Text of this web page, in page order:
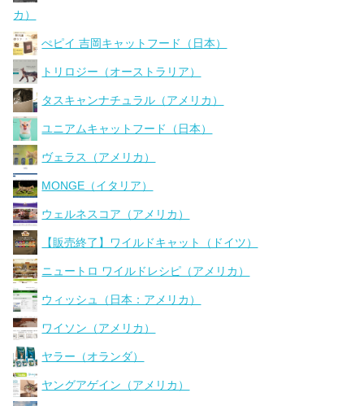
カ）
ぺピイ 吉岡キャットフード（日本）
トリロジー（オーストラリア）
タスキャンナチュラル（アメリカ）
ユニアムキャットフード（日本）
ヴェラス（アメリカ）
MONGE（イタリア）
ウェルネスコア（アメリカ）
【販売終了】ワイルドキャット（ドイツ）
ニュートロ ワイルドレシピ（アメリカ）
ウィッシュ（日本：アメリカ）
ワイソン（アメリカ）
ヤラー（オランダ）
ヤングアゲイン（アメリカ）